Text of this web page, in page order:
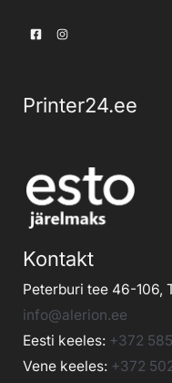
Printer24.ee
Kontakt
Peterburi tee 46-106,
info@alerion.ee
Eesti keeles: +372
Vene keeles: +372